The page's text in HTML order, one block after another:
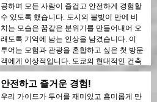
공하며 모든 사람이 즐겁고 안전하게 경험할
수 있도록 했습니다. 도시의 불빛이 만에 비
치는 모습은 꿈같은 분위기를 만들어내어 오
래도록 기억에 남는 인상을 남겼습니다. 이
투어는 모험과 관광을 혼합하고 싶은 첫 방문
객에게 이상적입니다. 도쿄의 현대적인 건축
물과 역사적인 지역 간의 대조는 밤의 불빛
속에서 아름답게 드러났습니다. 이 투어를 누
구에게나 강력히 추천합니다!
안전하고 즐거운 경험!
우리 가이드가 투어를 재미있고 흥미롭게 만